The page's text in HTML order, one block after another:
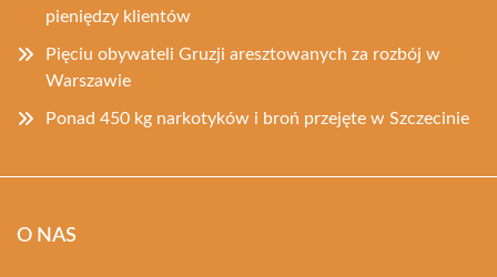
pieniędzy klientów
Pięciu obywateli Gruzji aresztowanych za rozbój w
Warszawie
Ponad 450 kg narkotyków i broń przejęte w Szczecinie
O NAS